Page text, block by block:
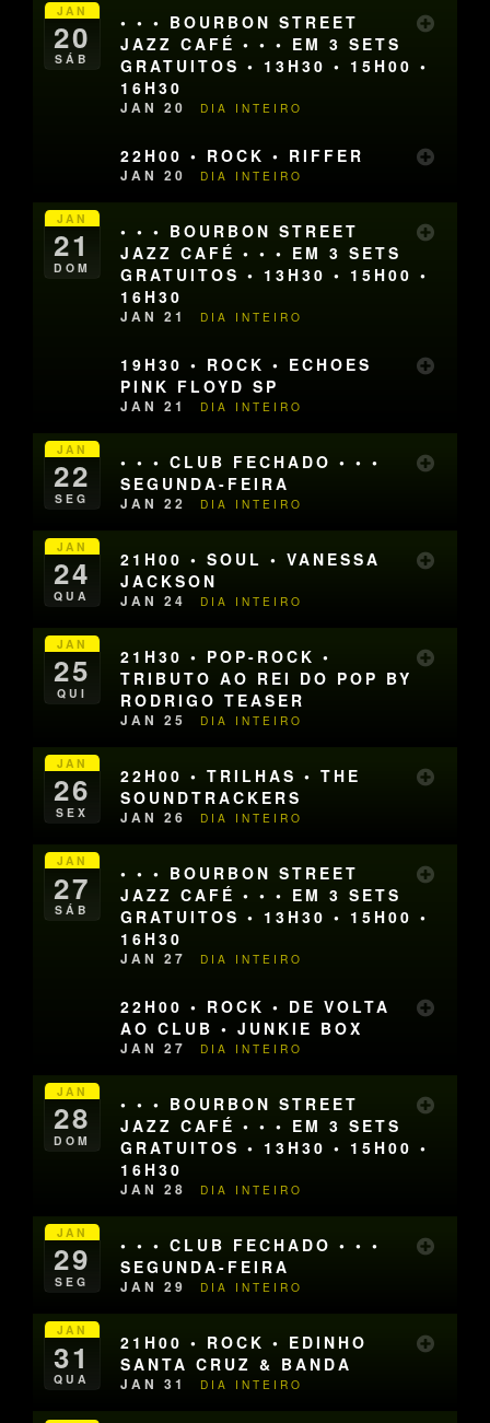
JAN
20
SÁB
• • • BOURBON STREET
JAZZ CAFÉ • • • EM 3 SETS
GRATUITOS • 13H30 • 15H00 •
16H30
JAN 20 DIA INTEIRO
22H00 • ROCK • RIFFER
JAN 20 DIA INTEIRO
JAN
21
DOM
• • • BOURBON STREET
JAZZ CAFÉ • • • EM 3 SETS
GRATUITOS • 13H30 • 15H00 •
16H30
JAN 21 DIA INTEIRO
19H30 • ROCK • ECHOES
PINK FLOYD SP
JAN 21 DIA INTEIRO
JAN
22
SEG
• • • CLUB FECHADO • • •
SEGUNDA-FEIRA
JAN 22 DIA INTEIRO
JAN
24
QUA
21H00 • SOUL • VANESSA
JACKSON
JAN 24 DIA INTEIRO
JAN
25
QUI
21H30 • POP-ROCK •
TRIBUTO AO REI DO POP BY
RODRIGO TEASER
JAN 25 DIA INTEIRO
JAN
26
SEX
22H00 • TRILHAS • THE
SOUNDTRACKERS
JAN 26 DIA INTEIRO
JAN
27
SÁB
• • • BOURBON STREET
JAZZ CAFÉ • • • EM 3 SETS
GRATUITOS • 13H30 • 15H00 •
16H30
JAN 27 DIA INTEIRO
22H00 • ROCK • DE VOLTA
AO CLUB • JUNKIE BOX
JAN 27 DIA INTEIRO
JAN
28
DOM
• • • BOURBON STREET
JAZZ CAFÉ • • • EM 3 SETS
GRATUITOS • 13H30 • 15H00 •
16H30
JAN 28 DIA INTEIRO
JAN
29
SEG
• • • CLUB FECHADO • • •
SEGUNDA-FEIRA
JAN 29 DIA INTEIRO
JAN
31
QUA
21H00 • ROCK • EDINHO
SANTA CRUZ & BANDA
JAN 31 DIA INTEIRO